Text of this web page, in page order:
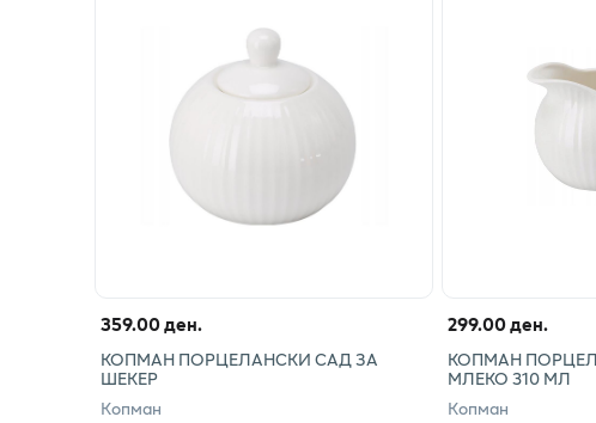
359.00 ден.
КОПМАН ПОРЦЕЛАНСКИ САД ЗА
ШЕКЕР
Копман
299.00 ден.
КОПМАН
МЛЕКО 310 МЛ
Копман